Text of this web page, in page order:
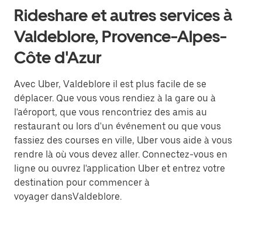
Rideshare et autres services à
Valdeblore, Provence-Alpes-
Côte d'Azur
Avec Uber, Valdeblore il est plus facile de se
déplacer. Que vous vous rendiez à la gare ou à
l'aéroport, que vous rencontriez des amis au
restaurant ou lors d'un événement ou que vous
fassiez des courses en ville, Uber vous aide à vous
rendre là où vous devez aller. Connectez-vous en
ligne ou ouvrez l'application Uber et entrez votre
destination pour commencer à
voyager dansValdeblore.